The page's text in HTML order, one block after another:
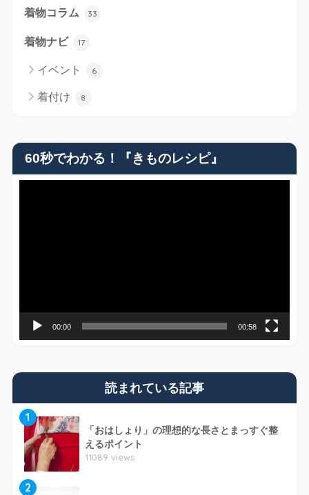
着物コラム 33
着物ナビ 17
イベント 6
着付け 8
60秒でわかる！『きものレシピ』
00:00 00:58
読まれている記事
1
「おはしょり」の理想的な長さとまっすぐ整
えるポイント
11089 views
2